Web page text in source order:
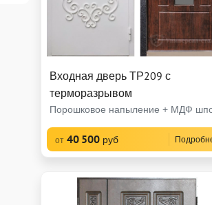
Входная дверь ТР209 с
терморазрывом
Порошковое напыление + МДФ
от 40 500 руб